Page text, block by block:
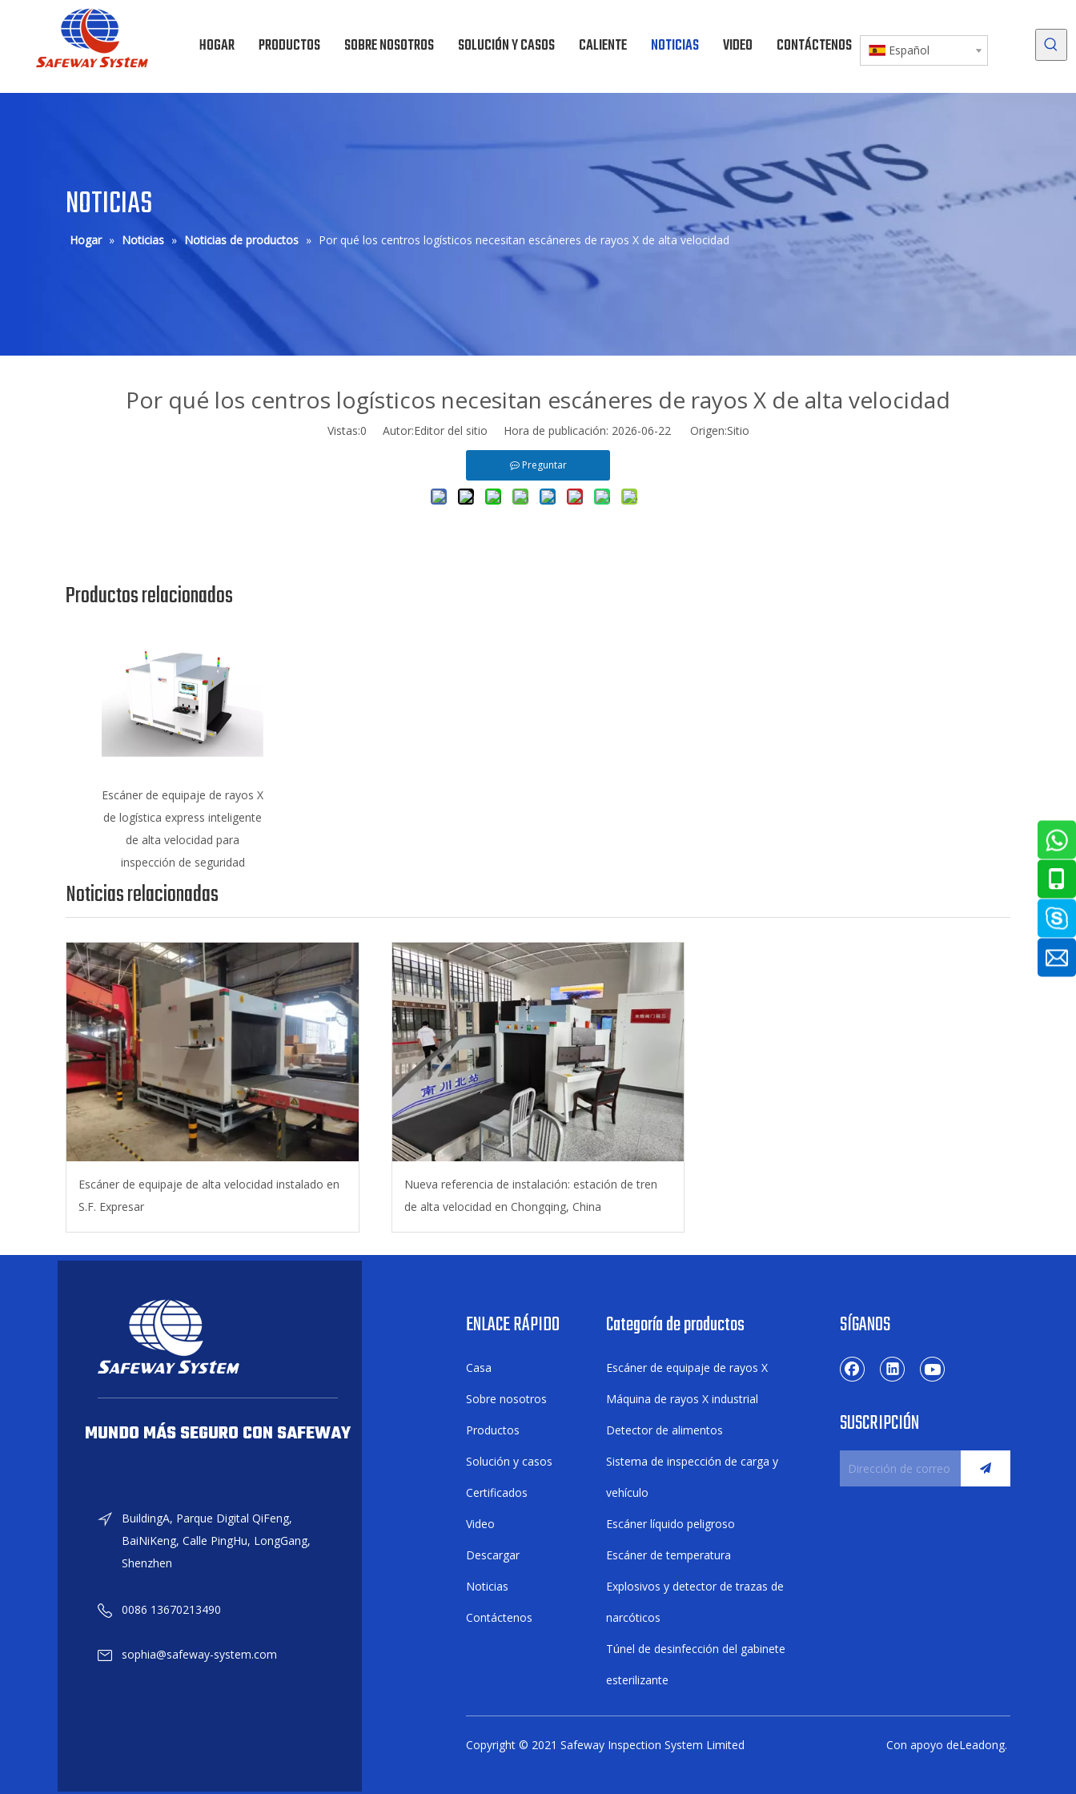
HOGAR PRODUCTOS SOBRE NOSOTROS SOLUCIÓN Y CASOS CALIENTE NOTICIAS VIDEO CONTÁCTENOS DESCARGAR
Español
NOTICIAS
Hogar » Noticias » Noticias de productos » Por qué los centros logísticos necesitan escáneres de rayos X de alta velocidad
Por qué los centros logísticos necesitan escáneres de rayos X de alta velocidad
Vistas:0 Autor:Editor del sitio Hora de publicación: 2026-06-22 Origen:Sitio
Preguntar
Productos relacionados
Escáner de equipaje de rayos X
de logística express inteligente
de alta velocidad para
inspección de seguridad
Noticias relacionadas
Escáner de equipaje de alta velocidad instalado en
S.F. Expresar
Nueva referencia de instalación: estación de tren
de alta velocidad en Chongqing, China
MUNDO MÁS SEGURO CON SAFEWAY
BuildingA, Parque Digital QiFeng,
BaiNiKeng, Calle PingHu, LongGang,
Shenzhen
0086 13670213490
sophia@safeway-system.com
ENLACE RÁPIDO
Casa
Sobre nosotros
Productos
Solución y casos
Certificados
Video
Descargar
Noticias
Contáctenos
Categoría de productos
Escáner de equipaje de rayos X
Máquina de rayos X industrial
Detector de alimentos
Sistema de inspección de carga y
vehículo
Escáner líquido peligroso
Escáner de temperatura
Explosivos y detector de trazas de
narcóticos
Túnel de desinfección del gabinete
esterilizante
SÍGANOS
SUSCRIPCIÓN
Copyright © 2021 Safeway Inspection System Limited Con apoyo deLeadong.